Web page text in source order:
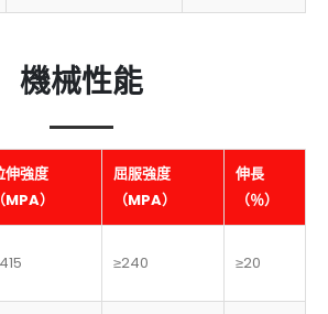
機械性能
伸強度
（MPA）
屈服強度
（MPA）
伸長
（％）
≥240 ≥20